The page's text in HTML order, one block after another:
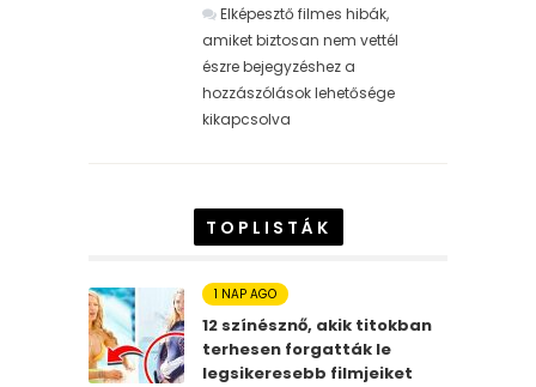
Elképesztő filmes hibák,
amiket biztosan nem vettél
észre bejegyzéshez a
hozzászólások lehetősége
kikapcsolva
TOPLISTÁK
1 NAP AGO
12 színésznő, akik titokban
terhesen forgatták le
legsikeresebb filmjeiket